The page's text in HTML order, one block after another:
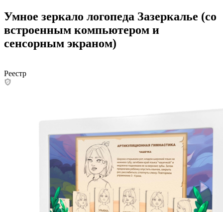
Умное зеркало логопеда Зазеркалье (со
встроенным компьютером и
сенсорным экраном)
Реестр